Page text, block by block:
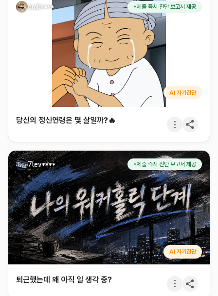
emil**** *제출 즉시 진단 보고서 제공
AI 자기진단
당신의 정신연령은 몇 살일까?🔥
7lev**** *제출 즉시 진단 보고서 제공
AI 자기진단
퇴근했는데 왜 아직 일 생각 중?